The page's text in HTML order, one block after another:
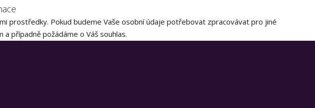
prostředky. Pokud budeme Vaše osobní údaje potřebovat zpracovávat pro jiné
případně požádáme o Váš souhlas.